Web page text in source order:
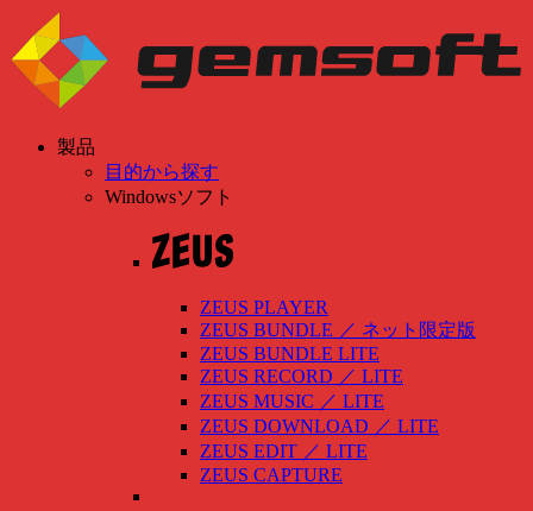
製品
目的から探す
Windowsソフト
ZEUS PLAYER
ZEUS BUNDLE ／ ネット限定版
ZEUS BUNDLE LITE
ZEUS RECORD ／ LITE
ZEUS MUSIC ／ LITE
ZEUS DOWNLOAD ／ LITE
ZEUS EDIT ／ LITE
ZEUS CAPTURE